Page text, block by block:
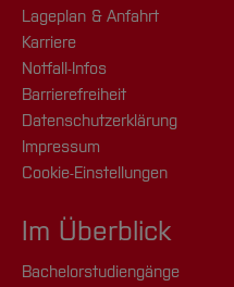
Lageplan & Anfahrt
Karriere
Notfall-Infos
Barrierefreiheit
Datenschutzerklärung
Impressum
Cookie-Einstellungen
Im Überblick
Bachelorstudiengänge